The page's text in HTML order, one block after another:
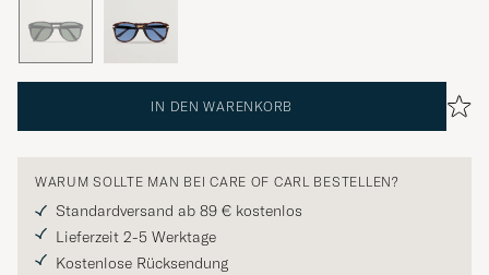
IN DEN WARENKORB
WARUM SOLLTE MAN BEI CARE OF CARL BESTELLEN?
Standardversand ab 89 € kostenlos
Lieferzeit 2-5 Werktage
Kostenlose Rücksendung